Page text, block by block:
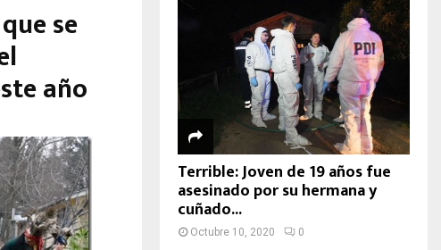
se
año
Terrible: Joven de 19 años fue
asesinado por su hermana y
cuñado...
Octubre 10, 2020 0